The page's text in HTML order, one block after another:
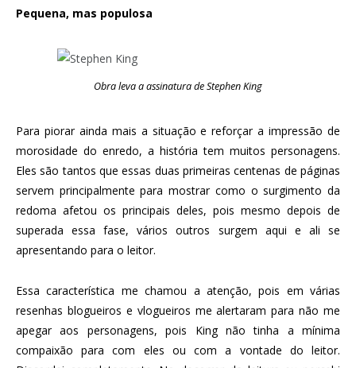
Pequena, mas populosa
Obra leva a assinatura de Stephen King
Para piorar ainda mais a situação e reforçar a impressão de
morosidade do enredo, a história tem muitos personagens.
Eles são tantos que essas duas primeiras centenas de páginas
servem principalmente para mostrar como o surgimento da
redoma afetou os principais deles, pois mesmo depois de
superada essa fase, vários outros surgem aqui e ali se
apresentando para o leitor.
Essa característica me chamou a atenção, pois em várias
resenhas blogueiros e vlogueiros me alertaram para não me
apegar aos personagens, pois King não tinha a mínima
compaixão para com eles ou com a vontade do leitor.